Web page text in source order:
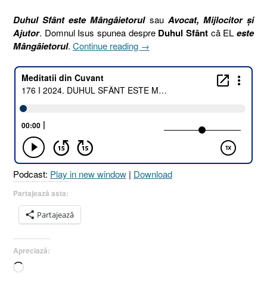
Duhul Sfânt este Mângâietorulsau Avocat, Mijlocitor și
Ajutor. Domnul Isus spunea despre Duhul Sfânt că ELeste
Mângâietorul. Continue reading „176
2024.
DUHUL
SFÂNT
MÂNGÂIETORUL
MIJLOCITOR
ȘI
→
Podcast: Play in new window | Download
Partajează asta:
Partajează
Apreciază:
Încarc...